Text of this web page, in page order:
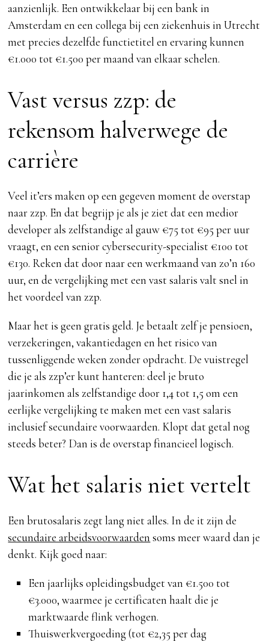
aanzienlijk. Een ontwikkelaar bij een bank in
Amsterdam en een collega bij een ziekenhuis in Utrecht
met precies dezelfde functietitel en ervaring kunnen
€1.000 tot €1.500 per maand van elkaar schelen.
Vast versus zzp: de
rekensom halverwege de
carrière
Veel it’ers maken op een gegeven moment de overstap
naar zzp. En dat begrijp je als je ziet dat een medior
developer als zelfstandige al gauw €75 tot €95 per uur
vraagt, en een senior cybersecurity-specialist €100 tot
€130. Reken dat door naar een werkmaand van zo’n 160
uur, en de vergelijking met een vast salaris valt snel in
het voordeel van zzp.
Maar het is geen gratis geld. Je betaalt zelf je pensioen,
verzekeringen, vakantiedagen en het risico van
tussenliggende weken zonder opdracht. De vuistregel
die je als zzp’er kunt hanteren: deel je bruto
jaarinkomen als zelfstandige door 1,4 tot 1,5 om een
eerlijke vergelijking te maken met een vast salaris
inclusief secundaire voorwaarden. Klopt dat getal nog
steeds beter? Dan is de overstap financieel logisch.
Wat het salaris niet vertelt
Een brutosalaris zegt lang niet alles. In de it zijn de
secundaire arbeidsvoorwaarden soms meer waard dan je
denkt. Kijk goed naar:
Een jaarlijks opleidingsbudget van €1.500 tot
€3.000, waarmee je certificaten haalt die je
marktwaarde flink verhogen.
Thuiswerkvergoeding (tot €2,35 per dag